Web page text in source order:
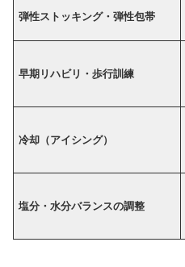
弾性ストッキング・弾性包帯
早期リハビリ・歩行訓練
冷却（アイシング）
塩分・水分バランスの調整